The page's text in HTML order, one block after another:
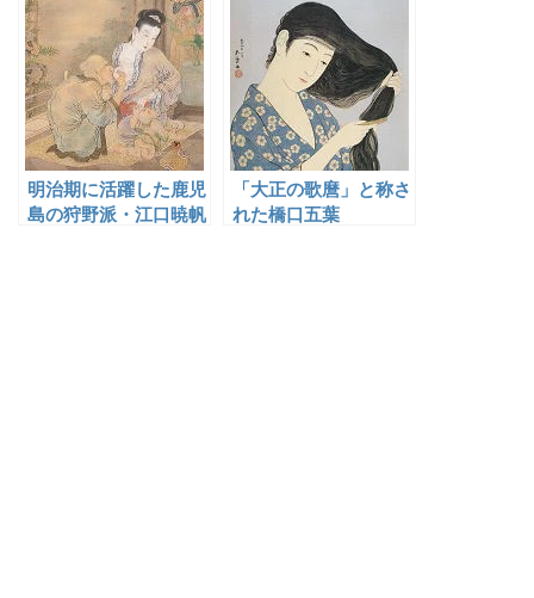
明治期に活躍した鹿児
島の狩野派・江口暁帆
「大正の歌麿」と称さ
れた橋口五葉